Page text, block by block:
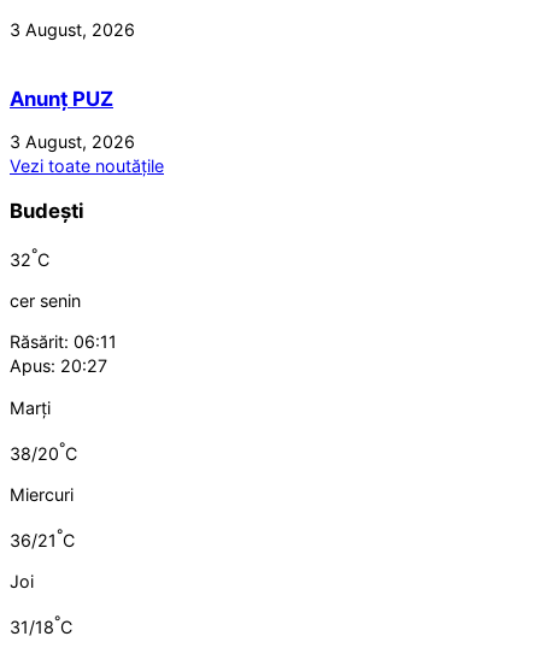
3 August, 2026
Anunț PUZ
3 August, 2026
Vezi toate noutățile
Budești
32°C
cer senin
Răsărit: 06:11
Apus: 20:27
Marți
38/20°C
Miercuri
36/21°C
Joi
31/18°C